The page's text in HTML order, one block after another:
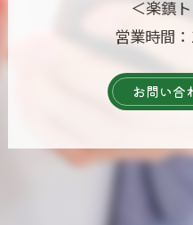
＜楽鎮
営業時間
お問い合